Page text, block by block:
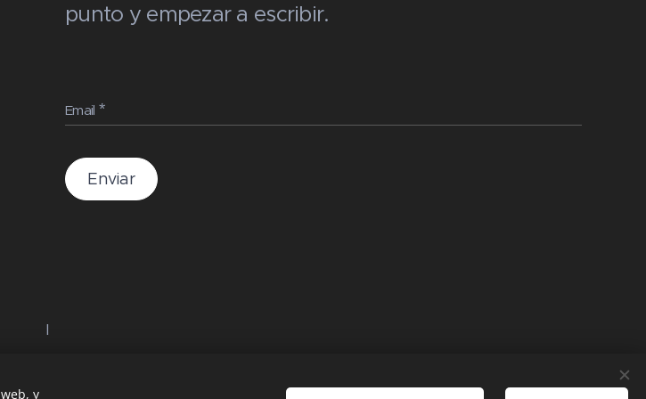
punto y empezar a escribir.
Email
Enviar
I
y